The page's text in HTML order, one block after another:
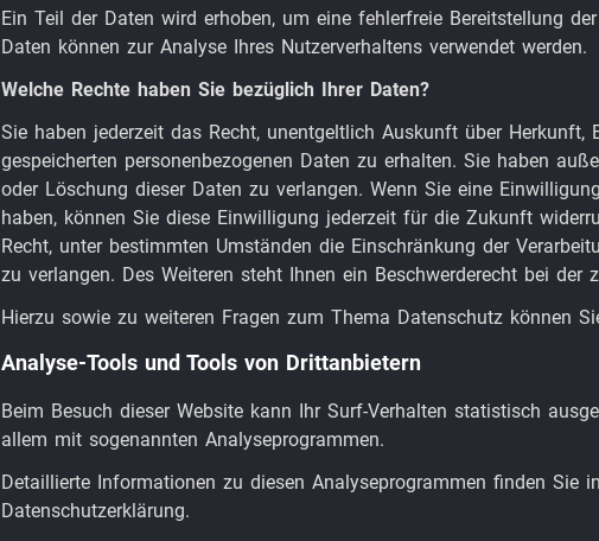
Ein Teil der Daten wird erhoben, um eine fehlerfreie Bereitstellung
Daten können zur Analyse Ihres Nutzerverhaltens verwendet werden.
Welche Rechte haben Sie bezüglich Ihrer Daten?
Sie haben jederzeit das Recht, unentgeltlich Auskunft über Herkunft,
gespeicherten personenbezogenen Daten zu erhalten. Sie haben
oder Löschung dieser Daten zu verlangen. Wenn Sie eine
haben, können Sie diese Einwilligung jederzeit für die Zukunft
Recht, unter bestimmten Umständen die Einschränkung der
zu verlangen. Des Weiteren steht Ihnen ein Beschwerderecht bei der
Hierzu sowie zu weiteren Fragen zum Thema Datenschutz können
Analyse-Tools und Tools von Dritt­anbietern
Beim Besuch dieser Website kann Ihr Surf-Verhalten statistisch
allem mit sogenannten Analyseprogrammen.
Detaillierte Informationen zu diesen Analyseprogrammen finden Sie
Datenschutzerklärung.